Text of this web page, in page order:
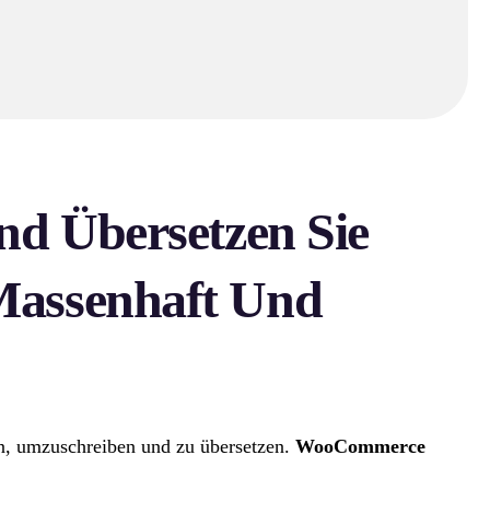
Übersetzen Sie
Und
umzuschreiben und zu übersetzen. WooCommerce